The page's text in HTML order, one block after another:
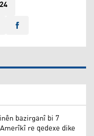
bazirganî bi 7
re qedexe dike